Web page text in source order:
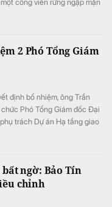
một công viên rừng ngập mặn
2 Phó Tổng Giám
định bổ nhiệm, ông Trần
Phó Tổng Giám đốc Đại
trách Dự án Hạ tầng giao
nghiệp.ngờ: Bảo Tín
chỉnh